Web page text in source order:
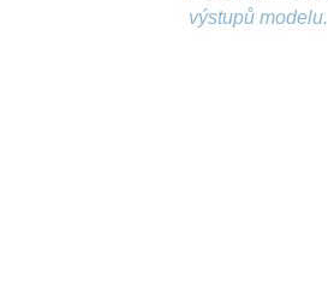
výstupů modelu.